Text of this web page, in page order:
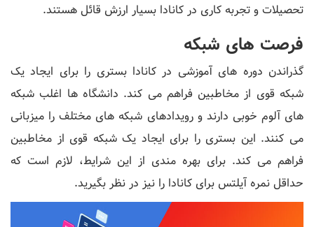
تحصیلات و تجربه کاری در کانادا بسیار ارزش قائل هستند.
فرصت های شبکه
گذراندن دوره های آموزشی در کانادا بستری را برای ایجاد یک
شبکه قوی از مخاطبین فراهم می کند. دانشگاه ها اغلب شبکه
های آلوم خوبی دارند و رویدادهای شبکه های مختلف را میزبانی
می کنند. این بستری را برای ایجاد یک شبکه قوی از مخاطبین
فراهم می کند. برای بهره مندی از این شرایط، لازم است که
حداقل نمره آیلتس برای کانادا را نیز در نظر بگیرید.